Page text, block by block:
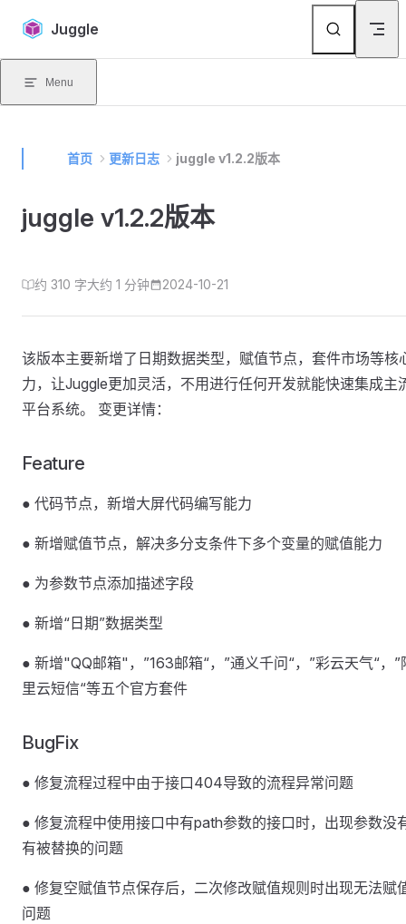
Skip to content
Juggle
Menu
首页 更新日志 juggle v1.2.2版本
juggle v1.2.2版本
约 310 字大约 1 分钟 2024-10-21
该版本主要新增了日期数据类型，赋值节点，套件市场等核
力，让Juggle更加灵活，不用进行任何开发就能快速集成主
平台系统。 变更详情：
Feature
● 代码节点，新增大屏代码编写能力
● 新增赋值节点，解决多分支条件下多个变量的赋值能力
● 为参数节点添加描述字段
● 新增“日期”数据类型
● 新增"QQ邮箱"，”163邮箱“，”通义千问“，”彩云天气“，”
里云短信“等五个官方套件
BugFix
● 修复流程过程中由于接口404导致的流程异常问题
● 修复流程中使用接口中有path参数的接口时，出现参数没
有被替换的问题
● 修复空赋值节点保存后，二次修改赋值规则时出现无法赋
问题